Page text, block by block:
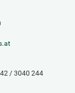
/ 3040 244